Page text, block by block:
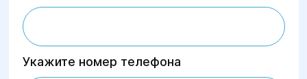
Укажите номер телефона